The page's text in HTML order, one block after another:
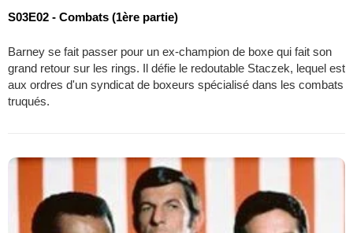
S03E02 - Combats (1ère partie)
Barney se fait passer pour un ex-champion de boxe qui fait son
grand retour sur les rings. Il défie le redoutable Staczek, lequel est
aux ordres d'un syndicat de boxeurs spécialisé dans les combats
truqués.